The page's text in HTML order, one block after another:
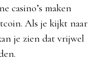
casino’s maken
Als je kijkt naar
je zien dat vrijwel